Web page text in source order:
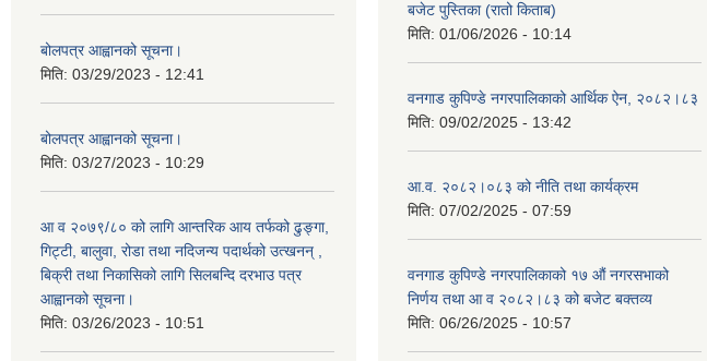
बोलपत्र आह्वानको सूचना।
मिति: 03/29/2023 - 12:41
बोलपत्र आह्वानको सूचना।
मिति: 03/27/2023 - 10:29
आ व २०७९/८० को लागि आन्तरिक आय तर्फको ढुङ्गा,
गिट्टी, बालुवा, रोडा तथा नदिजन्य पदार्थको उत्खनन् ,
बिक्री तथा निकासिको लागि सिलबन्दि दरभाउ पत्र
आह्वानको सूचना।
मिति: 03/26/2023 - 10:51
बजेट पुस्तिका (रातो किताब)
मिति: 01/06/2026 - 10:14
वनगाड कुपिण्डे नगरपालिकाको आर्थिक ऐन, २०८२।८३
मिति: 09/02/2025 - 13:42
आ.व. २०८२।०८३ को नीति तथा कार्यक्रम
मिति: 07/02/2025 - 07:59
वनगाड कुपिण्डे नगरपालिकाको १७ ‍औं नगरसभाको
निर्णय तथा आ व २०८२।८३ को बजेट बक्तव्य
मिति: 06/26/2025 - 10:57